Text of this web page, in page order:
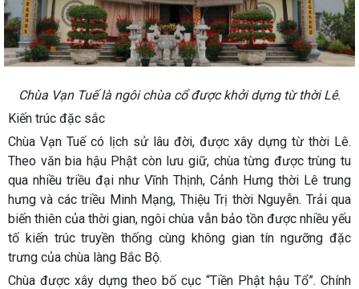
Chùa Vạn Tuế là ngôi chùa cổ được khởi dựng từ thời Lê.
Kiến trúc đặc sắc
Chùa Vạn Tuế có lịch sử lâu đời, được xây dựng từ thời Lê.
Theo văn bia hậu Phật còn lưu giữ, chùa từng được trùng tu
qua nhiều triều đại như Vĩnh Thịnh, Cảnh Hưng thời Lê trung
hưng và các triều Minh Mạng, Thiệu Trị thời Nguyễn. Trải qua
biến thiên của thời gian, ngôi chùa vẫn bảo tồn được nhiều yếu
tố kiến trúc truyền thống cùng không gian tín ngưỡng đặc
trưng của chùa làng Bắc Bộ.
Chùa được xây dựng theo bố cục “Tiền Phật hậu Tổ”. Chính